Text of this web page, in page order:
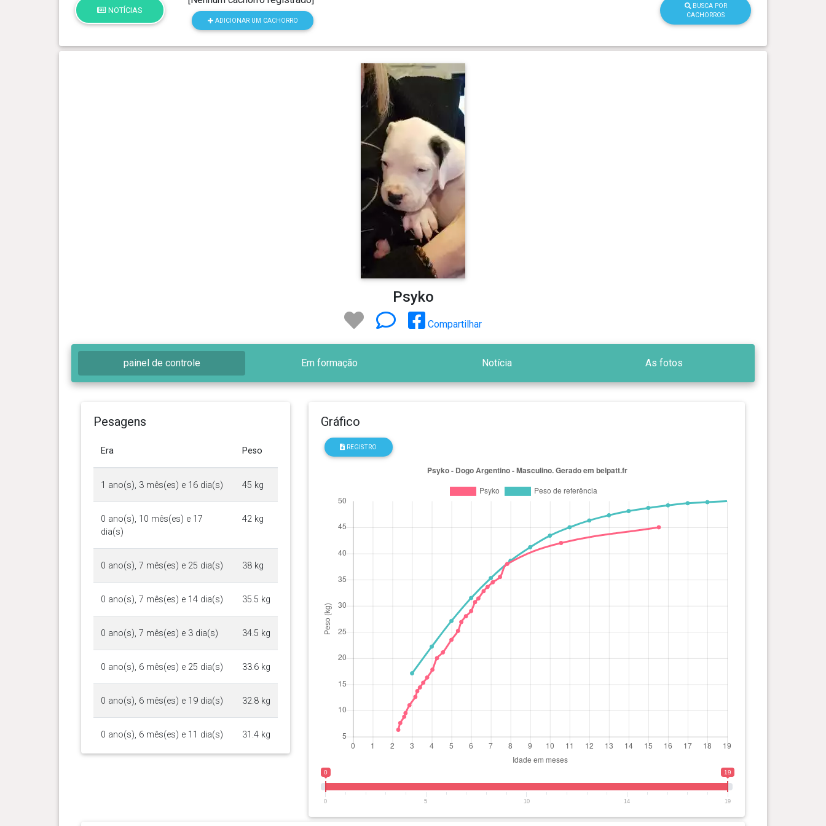
NOTÍCIAS
ADICIONAR UM CACHORRO
BUSCA POR
CACHORROS
Psyko
Compartilhar
painel de controle Em formação Notícia As fotos
Pesagens
Era Peso
1 ano(s), 3 mês(es) e 16 dia(s) 45 kg
0 ano(s), 10 mês(es) e 17
dia(s)
42 kg
0 ano(s), 7 mês(es) e 25 dia(s) 38 kg
0 ano(s), 7 mês(es) e 14 dia(s) 35.5 kg
0 ano(s), 7 mês(es) e 3 dia(s) 34.5 kg
0 ano(s), 6 mês(es) e 25 dia(s) 33.6 kg
0 ano(s), 6 mês(es) e 19 dia(s) 32.8 kg
0 ano(s), 6 mês(es) e 11 dia(s) 31.4 kg
Gráfico
REGISTRO
0 19
0 5 10 14 19